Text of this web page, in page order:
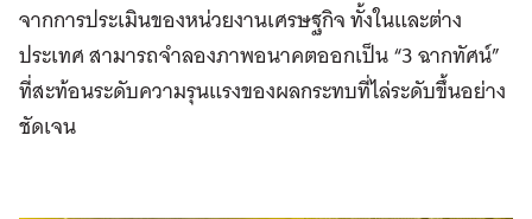
จากการประเมินของหน่วยงานเศรษฐกิจ ทั้งในและต่าง
ประเทศ สามารถจำลองภาพอนาคตออกเป็น “3 ฉากทัศน์”
ที่สะท้อนระดับความรุนแรงของผลกระทบที่ไล่ระดับขึ้นอย่าง
ชัดเจน